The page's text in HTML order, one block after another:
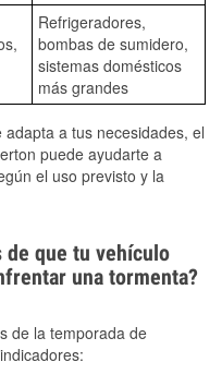
Refrigeradores,
bombas de sumidero,
sistemas domésticos
más grandes
a tus necesidades, el
puede ayudarte a
el uso previsto y la
de que tu vehículo
una tormenta?
de la temporada de